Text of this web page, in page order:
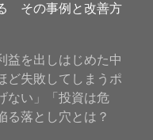
その事例と改善方
益を出しはじめた中
ど失敗してしまうポ
ない」「投資は危
る落とし穴とは？